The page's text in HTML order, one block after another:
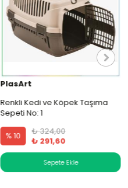
PlasArt
Renkli Kedi ve Köpek Taşıma
Sepeti No: 1
% 10
₺ 324,00
₺ 291,60